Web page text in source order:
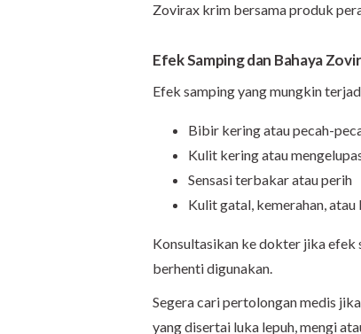
Zovirax krim bersama produk
Efek Samping dan Bahaya
Efek samping yang mungkin
Bibir kering atau pecah-
Kulit kering atau
Sensasi terbakar atau perih
Kulit gatal, kemerahan,
Konsultasikan ke dokter jika
berhenti digunakan.
Segera cari pertolongan medis
yang disertai luka lepuh, mengi